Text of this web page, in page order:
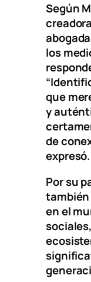
Según
los
que
y
de
expresó.
Por su
en el